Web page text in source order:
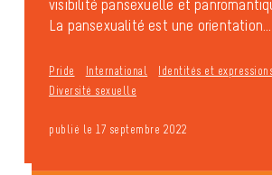
visibilité pansexuelle et
La pansexualité est une orientation...
Pride International
Identités et
Diversité sexuelle
publié le 17 septembre 2022